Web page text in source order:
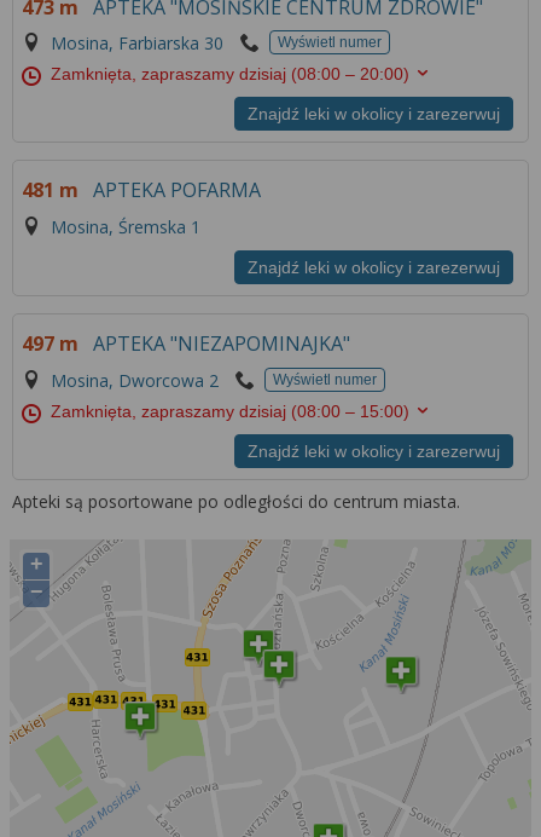
473 m APTEKA "MOSIŃSKIE CENTRUM ZDROWIE"
Mosina, Farbiarska 30 Wyświetl numer
Zamknięta, zapraszamy dzisiaj (08:00 – 20:00)
Znajdź leki w okolicy i zarezerwuj
481 m APTEKA POFARMA
Mosina, Śremska 1
Znajdź leki w okolicy i zarezerwuj
497 m APTEKA "NIEZAPOMINAJKA"
Mosina, Dworcowa 2 Wyświetl numer
Zamknięta, zapraszamy dzisiaj (08:00 – 15:00)
Znajdź leki w okolicy i zarezerwuj
Apteki są posortowane po odległości do centrum miasta.
+
−
Więcej informacji na temat wykorzystywania
narzędzi zewnętrznych w naszym serwisie
znajdziesz wRegulaminie Serwisu.